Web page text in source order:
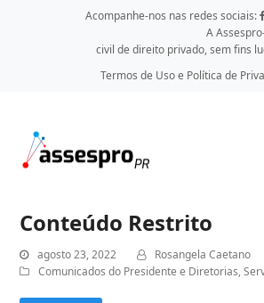
Acompanhe-nos nas redes sociais:
A
civil de direito privado, sem fins
Termos de Uso e Política de
Conteúdo Restrito
agosto 23, 2022
Rosangela Caetano
Comunicados do Presidente e Diretorias,